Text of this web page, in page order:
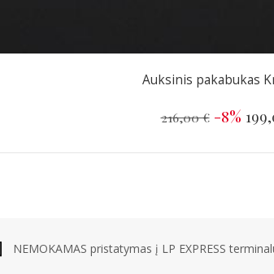
Auksinis pakabukas
216,00 € -8%
NEMOKAMAS pristatymas į LP EXPRESS